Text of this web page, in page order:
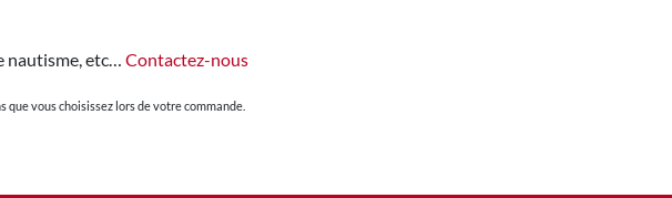
nautisme, etc… Contactez-nous
vous choisissez lors de votre commande.